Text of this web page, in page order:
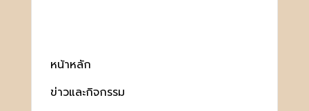
หน้าหลัก
ข่าวและกิจกรรม